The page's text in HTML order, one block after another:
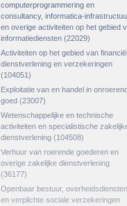
computerprogrammering en
consultancy, informatica-
en overige activiteiten op het gebied
informatiediensten (22029)
Activiteiten op het gebied van
dienstverlening en verzekeringen
(104051)
Exploitatie van en handel in
goed (23007)
Wetenschappelijke en technische
activiteiten en specialistische
dienstverlening (104508)
Verhuur van roerende goederen en
overige zakelijke dienstverlening
(36177)
Openbaar bestuur, overheidsdiensten
en verplichte sociale verzekeringen